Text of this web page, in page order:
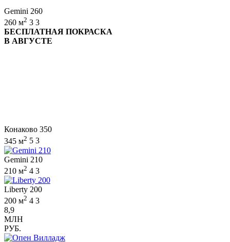
Gemini 260
260 м2 3 3
БЕСПЛАТНАЯ ПОКРАСКА
В АВГУСТЕ
Конаково 350
345 м2 5 3
Gemini 210
210 м2 4 3
Liberty 200
200 м2 4 3
8,9
МЛН
РУБ.